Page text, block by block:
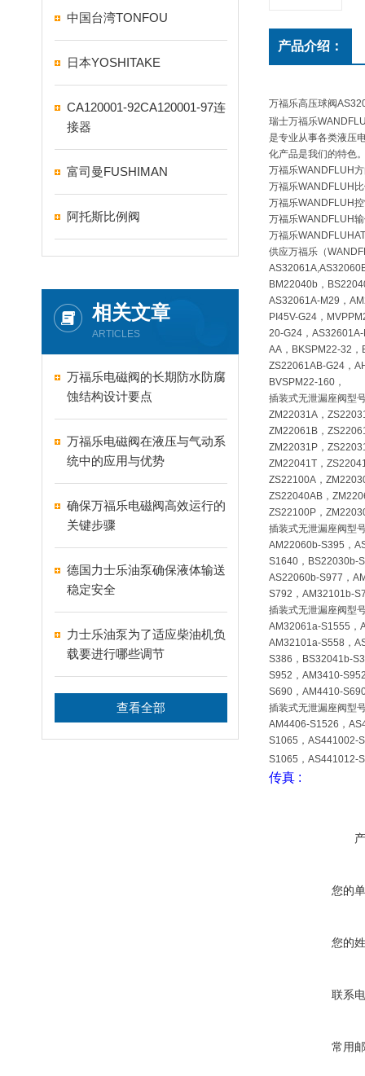
中国台湾TONFOU
日本YOSHITAKE
CA120001-92CA120001-97连
接器
富司曼FUSHIMAN
阿托斯比例阀
相关文章
ARTICLES
万福乐电磁阀的长期防水防腐
蚀结构设计要点
万福乐电磁阀在液压与气动系
统中的应用与优势
确保万福乐电磁阀高效运行的
关键步骤
德国力士乐油泵确保液体输送
稳定安全
力士乐油泵为了适应柴油机负
载要进行哪些调节
查看全部
产品介绍：
万福乐高压球阀
瑞士万福乐
是专业从事各类液压
化产品是我们的特
万福乐WANDFLUH
万福乐WANDFLUH
万福乐WANDFLUH
万福乐WANDFLUH
万福乐
供应万福乐（
BM22040b，
AS32061A-M29，
PI45V-G24，
20-G24，
AA，BKSPM22-32
ZS22061AB-G24，
BVSPM22-160，
插装式无泄漏座阀
ZM22031A，
ZM22061B，
ZM22031P，
ZM22041T，
ZS22100A，
ZS22040AB，
ZS22100P，
插装式无泄漏座阀
AM22060b-S395，
S1640，BS22030b-
AS22060b-S977，
S792，AM32101b-
插装式无泄漏座阀
AM32061a-S1555，
AM32101a-S558，
S386，BS32041b-
S952，AM3410-
S690，AM4410-
插装式无泄漏座阀
AM4406-S1526，
S1065，AS441002-
S1065，AS441012-
传真 :
您的
您的
联系
常用